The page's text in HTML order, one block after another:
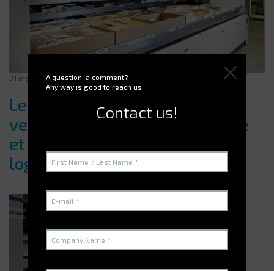
31 mars 2025
Les avantages du stockage
vertical pour optimiser l’espace
et améliorer l’efficacité
logistique
A question, a comment?
Any way is good to reach us.
Contact us!